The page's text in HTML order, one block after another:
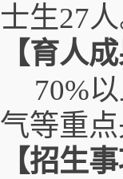
士生27
【育人
70%
气等重
【招生